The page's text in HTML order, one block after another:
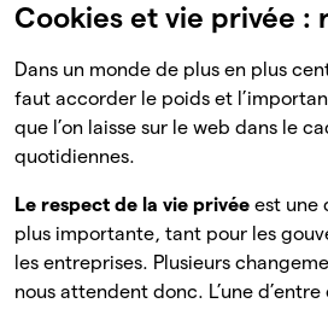
Cookies et vie privée :
Dans un monde de plus en plus
faut accorder le poids et
que l’on laisse sur le web dans le
quotidiennes.
Le respect de la vie privée est une
plus importante, tant pour les
les entreprises. Plusieurs
nous attendent donc. L’une